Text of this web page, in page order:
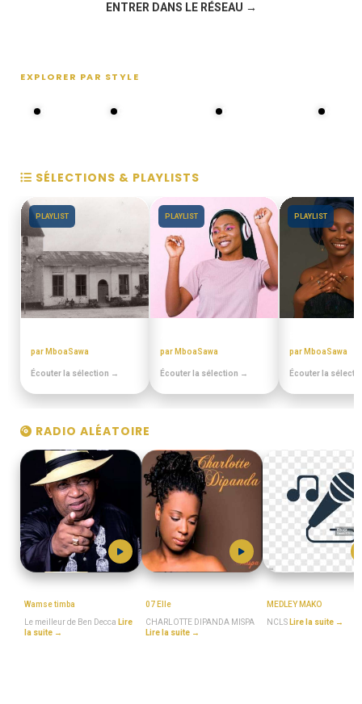
ENTRER DANS LE RÉSEAU →
EXPLORER PAR STYLE
SÉLECTIONS & PLAYLISTS
PLAYLIST
par MboaSawa
Écouter la sélection →
PLAYLIST
par MboaSawa
Écouter la sélection →
PLAYLIST
par MboaSawa
Écouter la
RADIO ALÉATOIRE
Wamse timba
Le meilleur de Ben Decca Lire
la suite →
07 Elle
CHARLOTTE DIPANDA MISPA
Lire la suite →
MEDLEY MAKO
NCLS Lire la suite →